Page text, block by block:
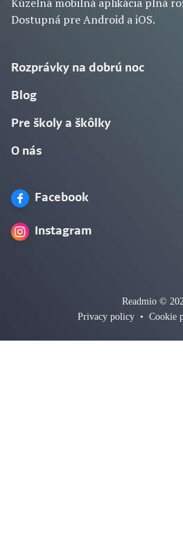
Dostupná pre Android a iOS.
Rozprávky na dobrú noc
Blog
Pre školy a škôlky
O nás
Facebook
Instagram
Readmio ©
Privacy policy • Cookie